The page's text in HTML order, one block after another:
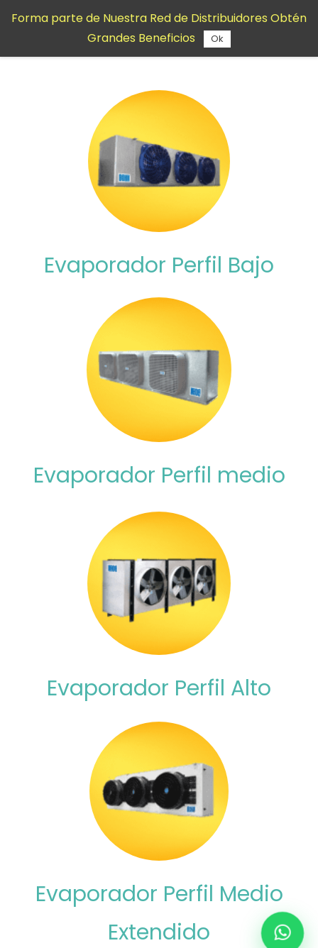
contenido
Evaporador Perfil Bajo
Evaporador Perfil medio
Evaporador Perfil Alto
Evaporador Perfil Medio
Extendido
Forma parte de Nuestra Red de Distribuidores Obtén
Grandes Beneficios
Ok